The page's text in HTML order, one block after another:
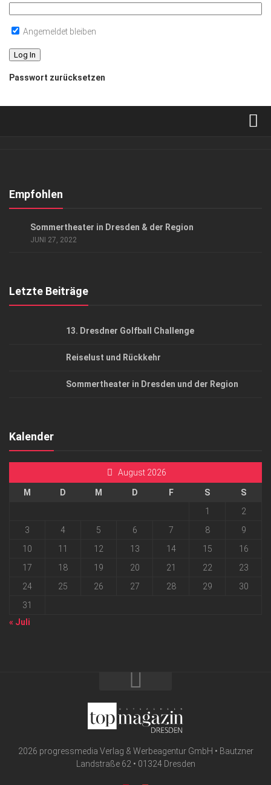
Angemeldet bleiben
Passwort zurücksetzen
Kontakt, Impressum
Empfohlen
Sommertheater in Dresden & der Region
JUNI 27, 2022
Letzte Beiträge
13. Dresdner Golfball Challenge
Reiselust und Rückkehr
Sommertheater in Dresden und der Region
Kalender
August 2026
M D M D F S
S
1
2
3
4 5 6 7 8
9
10
11 12 13 14 15
16
17
18 19 20 21 22
23
24
25 26 27 28 29
30
31
« Juli
2026 progressmedia Verlag & Werbeagentur GmbH • Bautzner
Landstraße 62 • 01324 Dresden